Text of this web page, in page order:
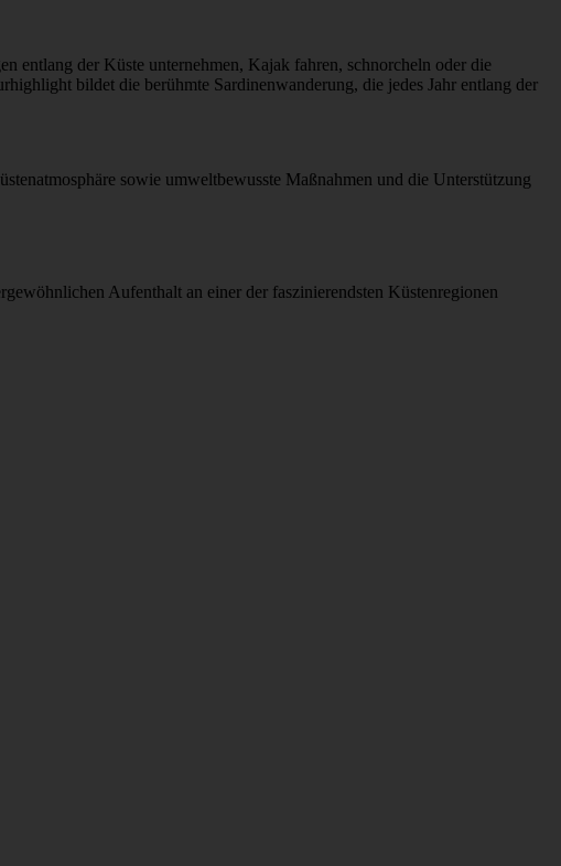
entlang der Küste unternehmen, Kajak fahren, schnorcheln oder die
bildet die berühmte Sardinenwanderung, die jedes Jahr entlang der
sowie umweltbewusste Maßnahmen und die Unterstützung
Aufenthalt an einer der faszinierendsten Küstenregionen